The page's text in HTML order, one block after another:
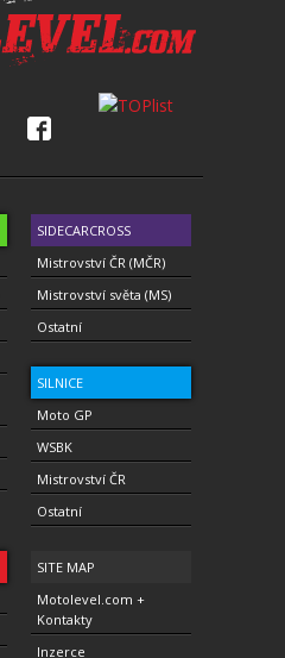
SIDECARCROSS
Mistrovství ČR (MČR)
Mistrovství světa (MS)
Ostatní
SILNICE
Moto GP
WSBK
Mistrovství ČR
Ostatní
SITE MAP
Motolevel.com +
Kontakty
Inzerce